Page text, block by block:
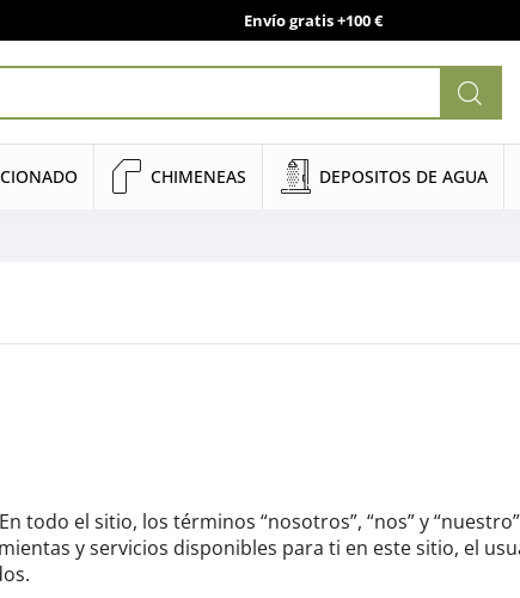
Envío gratis +100 €
CHIMENEAS DEPOSITOS DE AGUA
En todo el sitio, los términos “nosotros”, “nos” y
y servicios disponibles para ti en este sitio, el